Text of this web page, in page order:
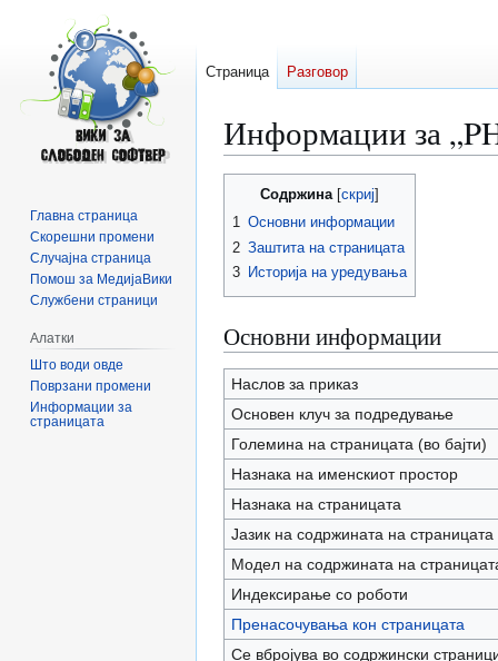
Информации за
Прејди
Прејди
пребарувањето
Содржина
1 Основни информации
2 Заштита на страницата
3 Историја на уредувања
Основни информации
Наслов за приказ
Основен клуч за подредување
Големина на страницата (во бајти)
Назнака на именскиот простор
Назнака на страницата
Јазик на содржината на страницата
Модел на содржината на
Индексирање со роботи
Пренасочувања кон страницата
Се вбројува во содржински
Страница Разговор
Главна страница
Скорешни промени
Случајна страница
Помош за МедијаВики
Службени страници
Алатки
Што води овде
Поврзани промени
Информации за
страницата